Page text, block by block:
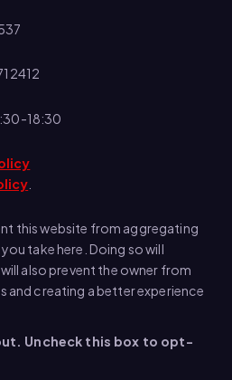
18:30
this website from aggregating
take here. Doing so will
also prevent the owner from
and creating a better experience
Uncheck this box to opt-